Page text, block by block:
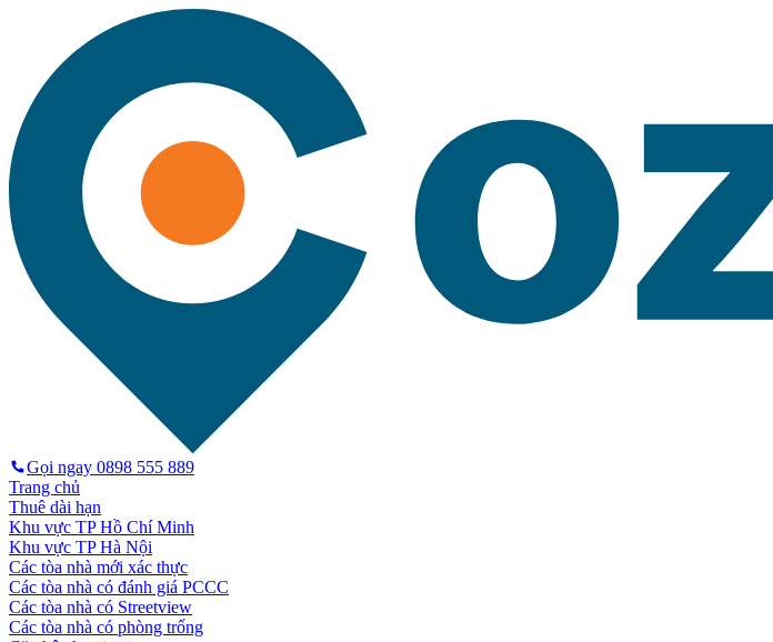
Gọi ngay 0898 555 889
Trang chủ
Thuê dài hạn
Khu vực TP Hồ Chí Minh
Khu vực TP Hà Nội
Các tòa nhà mới xác thực
Các tòa nhà có đánh giá PCCC
Các tòa nhà có Streetview
Các tòa nhà có phòng trống